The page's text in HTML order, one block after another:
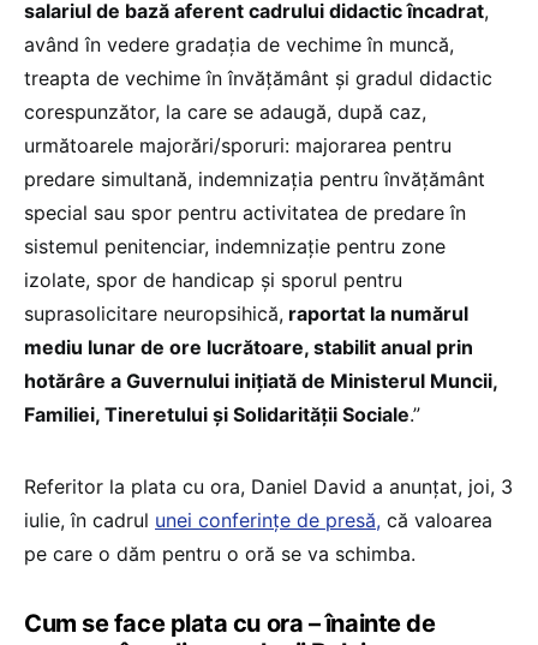
salariul de bază aferent cadrului didactic încadrat,
având în vedere gradația de vechime în muncă,
treapta de vechime în învăţământ şi gradul didactic
corespunzător, la care se adaugă, după caz,
următoarele majorări/sporuri: majorarea pentru
predare simultană, indemnizaţia pentru învăţământ
special sau spor pentru activitatea de predare în
sistemul penitenciar, indemnizaţie pentru zone
izolate, spor de handicap și sporul pentru
suprasolicitare neuropsihică, raportat la numărul
mediu lunar de ore lucrătoare, stabilit anual prin
hotărâre a Guvernului inițiată de Ministerul Muncii,
Familiei, Tineretului și Solidarității Sociale.”
Referitor la plata cu ora, Daniel David a anunțat, joi, 3
iulie, în cadrul unei conferințe de presă, că valoarea
pe care o dăm pentru o oră se va schimba.
Cum se face plata cu ora – înainte de